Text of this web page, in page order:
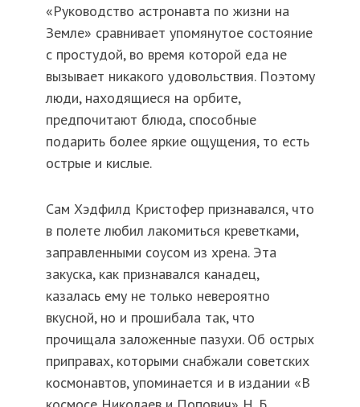
«Руководство астронавта по жизни на
Земле» сравнивает упомянутое состояние
с простудой, во время которой еда не
вызывает никакого удовольствия. Поэтому
люди, находящиеся на орбите,
предпочитают блюда, способные
подарить более яркие ощущения, то есть
острые и кислые.
Сам Хэдфилд Кристофер признавался, что
в полете любил лакомиться креветками,
заправленными соусом из хрена. Эта
закуска, как признавался канадец,
казалась ему не только невероятно
вкусной, но и прошибала так, что
прочищала заложенные пазухи. Об острых
приправах, которыми снабжали советских
космонавтов, упоминается и в издании «В